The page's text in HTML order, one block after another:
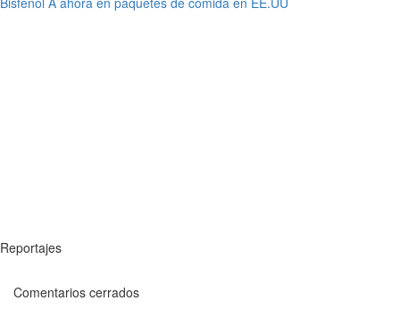
Reportajes
Comentarios cerrados